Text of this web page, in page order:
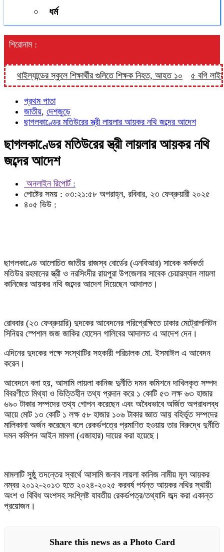
ধর্ম
শিরোনাম :
থাইল্যান্ডের স্কুলে শিক্ষার্থীর গুলিতে শিক্ষক নিহত, আহত ১০ ৫ বগি
প্রথম পাতা
জাতীয়, দেশজুড়ে
ছাগলকাণ্ডের মতিউরের স্ত্রী লায়লার আয়কর নথি জব্দের আদেশ
ছাগলকাণ্ডের মতিউরের স্ত্রী লায়লার আয়কর নথি
জব্দের আদেশ
অনলাইন রিপোর্ট :
পোষ্টের সময় : ০৩:২১:৫৮ অপরাহ্ন, রবিবার, ২৩ ফেব্রুয়ারী ২০২৫
৪০৫ ভিউ :
ছাগলকাণ্ডে আলোচিত জাতীয় রাজস্ব বোর্ডের (এনবিআর) সাবেক কর্মকর্তা
মতিউর রহমানের স্ত্রী ও নরসিংদীর রায়পুরা উপজেলার সাবেক চেয়ারম্যান লায়লা
কানিজের আয়কর নথি জব্দের আদেশ দিয়েছেন আদালত।
রোববার (২৩ ফেব্রুয়ারি) দুদকের আবেদনের পরিপ্রেক্ষিতে ঢাকার মেট্রোপলিটন
সিনিয়র স্পেশাল জজ জাকির হোসেন গালিবের আদালত এ আদেশ দেন।
এদিনের দুদকের পক্ষে সংস্থাটির সহকারী পরিচালক মো. ইসমাঈল এ আবেদন
করেন।
আবেদনে বলা হয়, আসামি লায়লা কানিজ দুর্নীতি দমন কমিশনে দাখিলকৃত সম্পদ
বিবরণীতে মিথ্যা ও ভিত্তিহীন তথ্য প্রদান করে ১ কোটি ৫৩ লক্ষ ৬৩ হাজার
৬৯০ টাকার সম্পদের তথ্য গোপন করেছেন এবং অবৈধভাবে অর্জিত অপরাধলব্ধ
আয়ে মোট ১৩ কোটি ১ লক্ষ ৫৮ হাজার ১০৬ টাকার জ্ঞাত আয় বহির্ভূত সম্পদের
মালিকানা অর্জন করেছেন বলে রেকর্ডপত্রে প্রমাণিত হওয়ায় তার বিরুদ্ধে দুর্নীতি
দমন কমিশন আইন মামলা (এজাহার) দায়ের করা হয়েছে।
মামলাটি সুষ্ঠু তদন্তের স্বার্থে আসামি জনাব লায়লা কানিজ নামীয় মূল আয়কর
নম্বর ২০১২-২০১৩ হতে ২০২৪-২০২৫ করবর্ষ পর্যন্ত আয়কর নথির স্থায়ী
অংশ ও বিবিধ অংশসহ সংশ্লিষ্ট যাবতীয় রেকর্ডপত্র/তথ্যাদি জব্দ করা একান্ত
প্রয়োজন।
Share this news as a Photo Card